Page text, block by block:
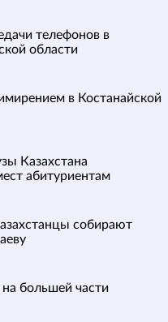
телефонов в
области
в Костанайской
Казахстана
абитуриентам
собирают
большей части